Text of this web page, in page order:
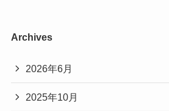
Archives
2026年6月
2025年10月